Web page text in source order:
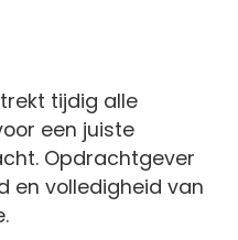
tijdig alle
een juiste
Opdrachtgever
en volledigheid van